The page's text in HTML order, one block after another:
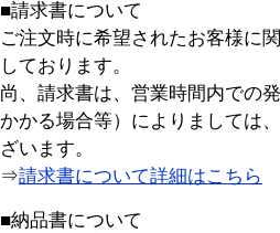
■請求書について
ご注文時に希望されたお客様に
しております。
尚、請求書は、営業時間内での
かかる場合等）によりましては
ざいます。
⇒請求書について詳細はこちら
■納品書について